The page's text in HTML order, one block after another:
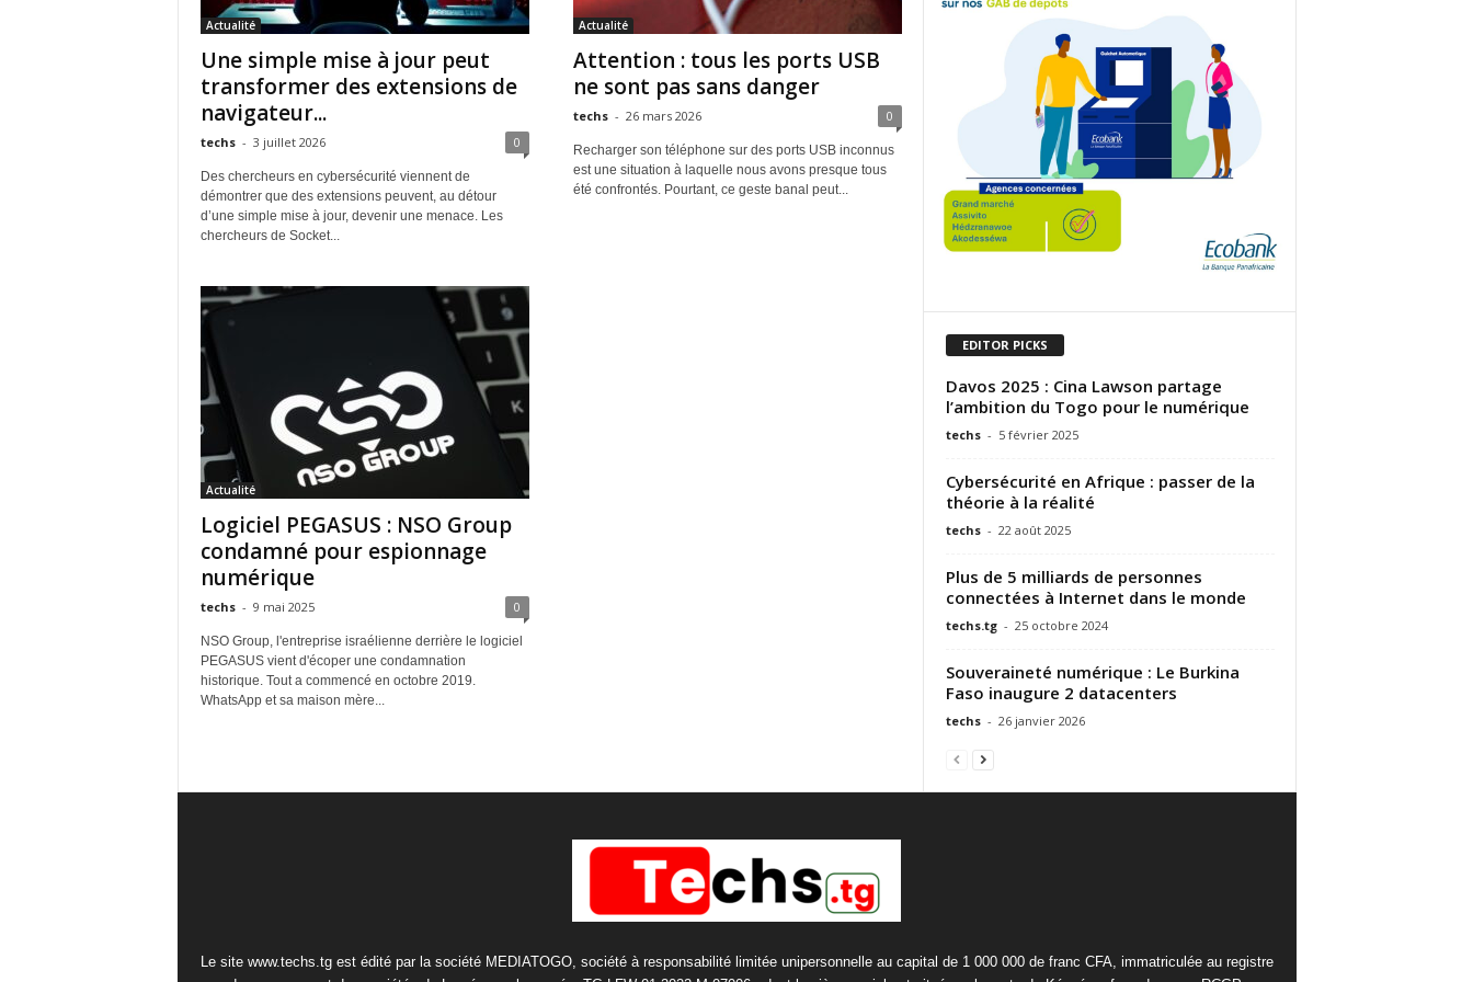
Actualité
Une simple mise à jour peut
transformer des extensions de
navigateur...
techs - 3 juillet 2026 0
Des chercheurs en cybersécurité viennent de
démontrer que des extensions peuvent, au détour
d’une simple mise à jour, devenir une menace. Les
chercheurs de Socket...
Actualité
Attention : tous les ports USB
ne sont pas sans danger
techs - 26 mars 2026 0
Recharger son téléphone sur des ports USB inconnus
est une situation à laquelle nous avons presque tous
été confrontés. Pourtant, ce geste banal peut...
Actualité
Logiciel PEGASUS : NSO Group
condamné pour espionnage
numérique
techs - 9 mai 2025 0
NSO Group, l'entreprise israélienne derrière le logiciel
PEGASUS vient d'écoper une condamnation
historique. Tout a commencé en octobre 2019.
WhatsApp et sa maison mère...
EDITOR PICKS
Davos 2025 : Cina Lawson partage
l’ambition du Togo pour le numérique
techs - 5 février 2025
Cybersécurité en Afrique : passer de la
théorie à la réalité
techs - 22 août 2025
Plus de 5 milliards de personnes
connectées à Internet dans le monde
techs.tg - 25 octobre 2024
Souveraineté numérique : Le Burkina
Faso inaugure 2 datacenters
techs - 26 janvier 2026
Le site www.techs.tg est édité par la société MEDIATOGO, société à responsabilité limitée unipersonnelle au capital de 1 000 000 de franc CFA, immatriculée au registre